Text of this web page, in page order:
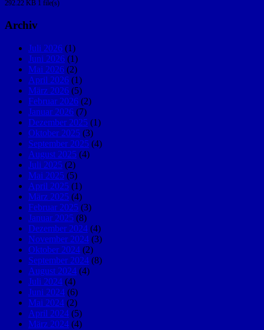
292.22 KB 1 file(s)
Archiv
Juli 2026 (1)
Juni 2026 (1)
Mai 2026 (2)
April 2026 (1)
März 2026 (5)
Februar 2026 (2)
Januar 2026 (7)
Dezember 2025 (1)
Oktober 2025 (3)
September 2025 (4)
August 2025 (4)
Juli 2025 (2)
Mai 2025 (5)
April 2025 (1)
März 2025 (4)
Februar 2025 (3)
Januar 2025 (8)
Dezember 2024 (4)
November 2024 (3)
Oktober 2024 (2)
September 2024 (8)
August 2024 (4)
Juli 2024 (4)
Juni 2024 (6)
Mai 2024 (2)
April 2024 (5)
März 2024 (4)